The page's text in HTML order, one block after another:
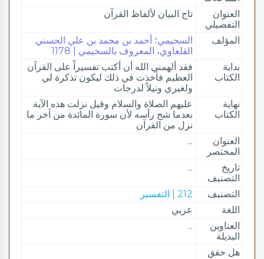
العنوان
التفصيلي
تاج البيان لألفاظ القرآن
المؤلف
السحيمي؛ أحمد بن محمد بن علي الحسني
القلعاوي، المعروف بالسحيمي | 1178
بداية
الكتاب
فقد ألهمني الله أن أكتب تفسيراً على القرآن
العظيم فأخذت في ذلك ليكون تذكرة لي
ولغيري ونيلاً لدرجات
نهاية
الكتاب
عليهم الصلاة والسلام وقيل نزلت هذه الآية
بعدما شج رأسه لأن سورة المائدة من آخر ما
نزل من القرآن
العنوان
المختصر
...
تاريخ
التصنيف
...
التصنيف
212 | التفسير
اللغة
عربي
العناوين
البديلة
...
هل حقق